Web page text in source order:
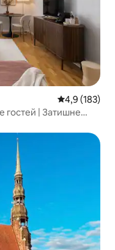
Середня
4,9 (183)
гостей | Затишне